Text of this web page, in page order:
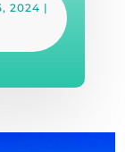
2024 |